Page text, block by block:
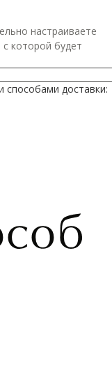
настраиваете
которой будет
доставки: